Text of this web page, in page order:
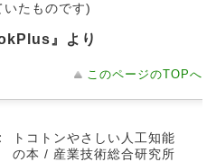
いたものです)
』より
このページのTOPへ
トコトンやさしい人工知能
の本 / 産業技術総合研究所